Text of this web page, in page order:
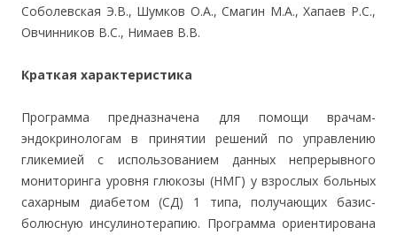
Соболевская Э.В., Шумков О.А., Смагин М.А., Хапаев Р.С.,
Овчинников В.С., Нимаев В.В.
Краткая характеристика
Программа предназначена для помощи врачам-
эндокринологам в принятии решений по управлению
гликемией с использованием данных непрерывного
мониторинга уровня глюкозы (НМГ) у взрослых больных
сахарным диабетом (СД) 1 типа, получающих базис-
болюсную инсулинотерапию. Программа ориентирована